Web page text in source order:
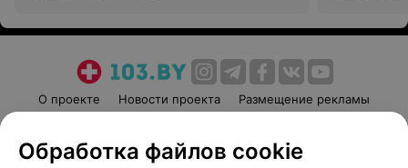
О проекте Новости проекта
Размещение рекламы
Пользовательское соглашение
Способы оплаты
Обработка файлов cookie